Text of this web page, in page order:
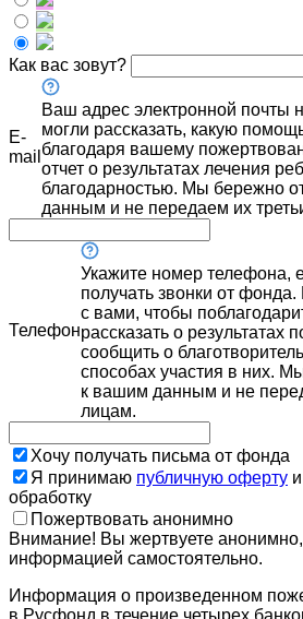
Как вас зовут?
E-
mail
Ваш адрес электронной почты
могли рассказать, какую
благодаря вашему
отчет о результатах лечения
благодарностью. Мы бережно
данным и не передаем их
Телефон
Укажите номер телефона,
получать звонки от
с вами, чтобы
рассказать о результатах
сообщить о
способах участия в них.
к вашим данным и не
лицам.
Хочу получать письма от фонда
Я принимаю публичную оферту и
обработку
Пожертвовать анонимно
Внимание! Вы жертвуете анонимно,
информацией самостоятельно.
Информация о произведенном
в Русфонд в течение четырех